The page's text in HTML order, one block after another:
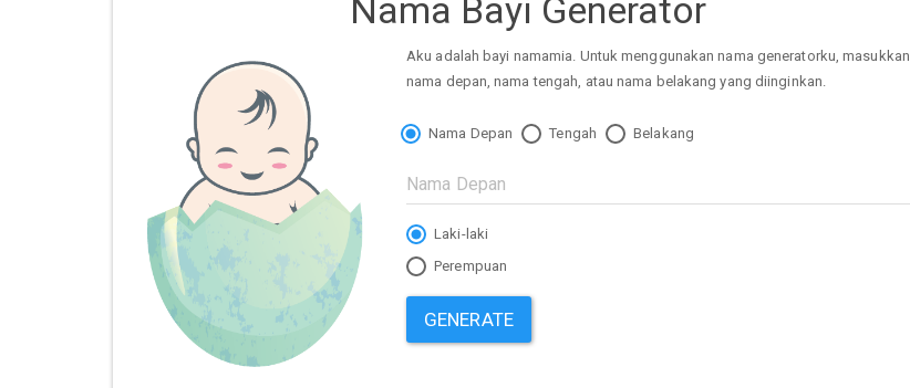
Nama Bayi Generator
Aku adalah bayi namamia. Untuk menggunakan nama generatorku, masukkan
nama depan, nama tengah, atau nama belakang yang diinginkan.
Nama Depan Tengah Belakang
Laki-laki
Perempuan
GENERATE